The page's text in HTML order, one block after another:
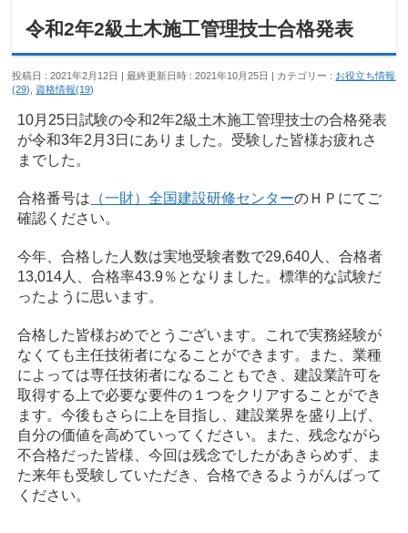
令和2年2級土木施工管理技士合格発表
投稿日 : 2021年2月12日 最終更新日時 : 2021年10月25日 カテゴリー : お役立ち情報
(29)
資格情報(19)
10月25日試験の令和2年2級土木施工管理技士の合格発表
が令和3年2月3日にありました。受験した皆様お疲れさ
までした。
合格番号は （一財）全国建設研修センターのＨＰにてご
確認ください。
今年、合格した人数は実地受験者数で29,640人、合格者
13,014人、合格率43.9％となりました。標準的な試験だ
ったように思います。
合格した皆様おめでとうございます。これで実務経験が
なくても主任技術者になることができます。また、業種
によっては専任技術者になることもでき、建設業許可を
取得する上で必要な要件の１つをクリアすることができ
ます。今後もさらに上を目指し、建設業界を盛り上げ、
自分の価値を高めていってください。また、残念ながら
不合格だった皆様、今回は残念でしたがあきらめず、ま
た来年も受験していただき、合格できるようがんばって
ください。